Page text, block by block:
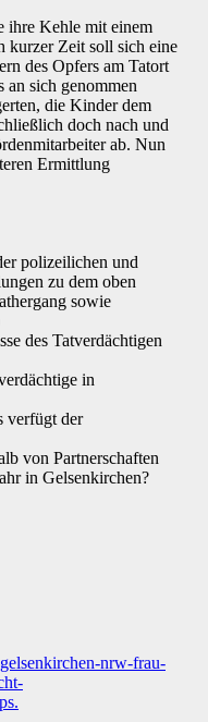
ihre Kehle mit einem
kurzer Zeit soll sich eine
des Opfers am Tatort
an sich genommen
die Kinder dem
doch nach und
ab. Nun
Ermittlung
polizeilichen und
zu dem oben
sowie
des Tatverdächtigen
in
verfügt der
von Partnerschaften
in Gelsenkirchen?
nrw-frau-